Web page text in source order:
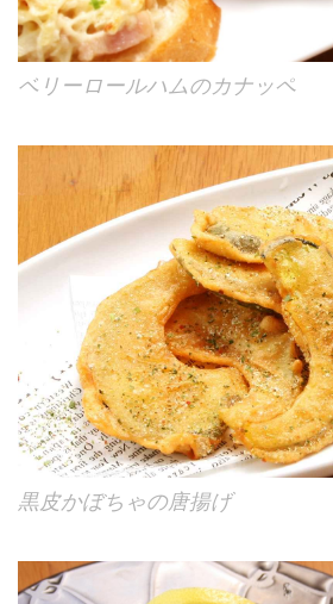
ベリーロールハムのカナッペ
黒皮かぼちゃの唐揚げ